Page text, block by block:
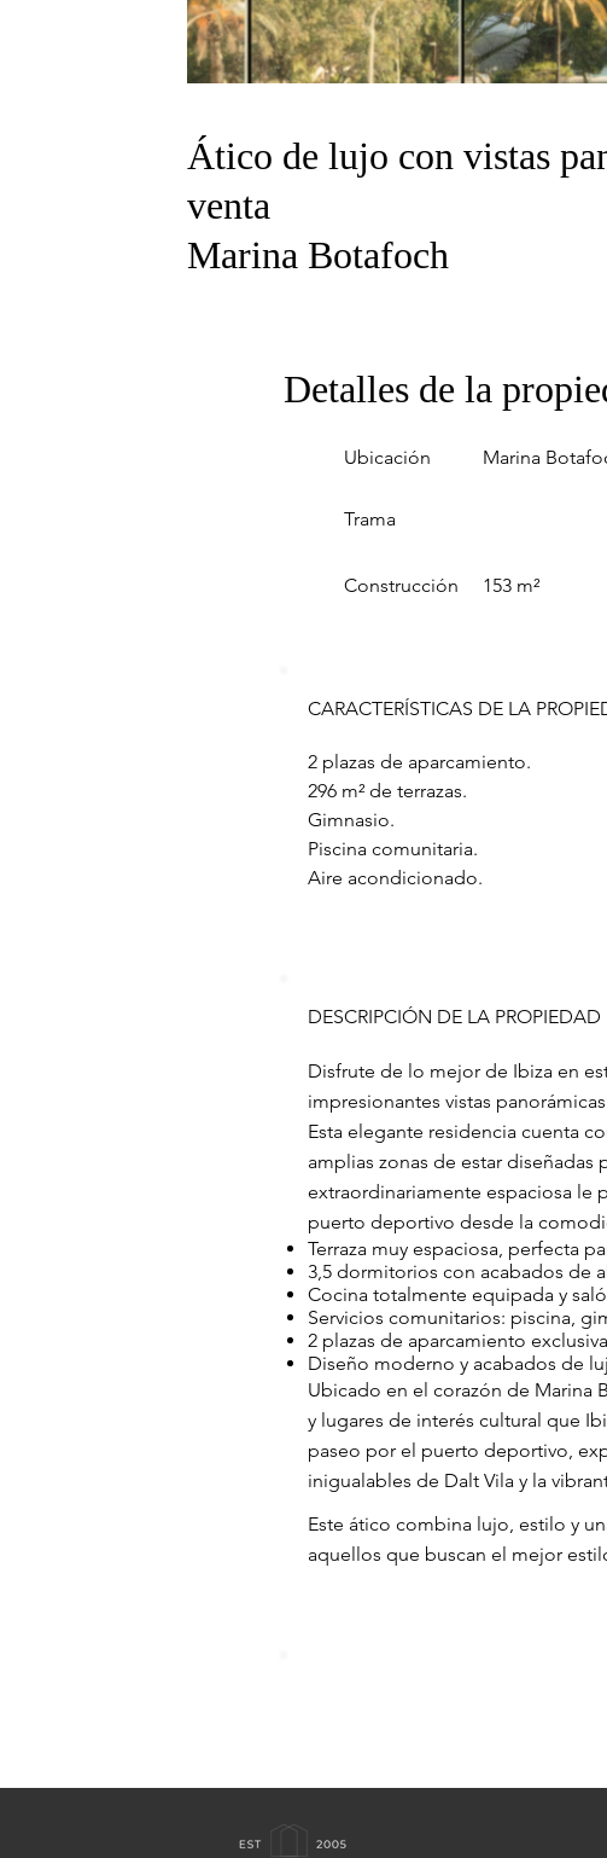
Ático de lujo con vistas
venta
Marina Botafoch
Detalles de la
Ubicación
Trama
Construcción
Marina
153 m²
CARACTERÍSTICAS DE LA
2 plazas de aparcamiento.
296 m² de terrazas.
Gimnasio.
Piscina comunitaria.
Aire acondicionado.
DESCRIPCIÓN DE LA PROPIEDAD
Disfrute de lo mejor de Ibiza en
impresionantes vistas
Esta elegante residencia cuenta
amplias zonas de estar diseñadas
extraordinariamente espaciosa le
puerto deportivo desde la
Terraza muy espaciosa, perfecta
3,5 dormitorios con acabados de
Cocina totalmente equipada y
Servicios comunitarios: piscina,
2 plazas de aparcamiento
Diseño moderno y acabados de
Ubicado en el corazón de Marina
y lugares de interés cultural que
paseo por el puerto deportivo,
inigualables de Dalt Vila y la
Este ático combina lujo, estilo y
aquellos que buscan el mejor